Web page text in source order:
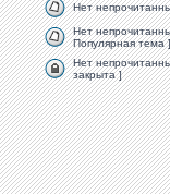
Нет
Нет
Популярная тема ]
Нет
закрыта ]